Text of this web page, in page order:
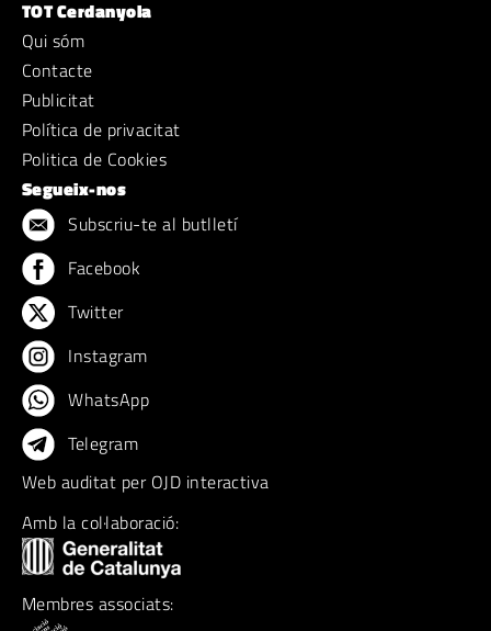
TOT Cerdanyola
Qui sóm
Contacte
Publicitat
Política de privacitat
Politica de Cookies
Segueix-nos
Subscriu-te al butlletí
Facebook
Twitter
Instagram
WhatsApp
Telegram
Web auditat per OJD interactiva
Amb la col·laboració:
Membres associats: